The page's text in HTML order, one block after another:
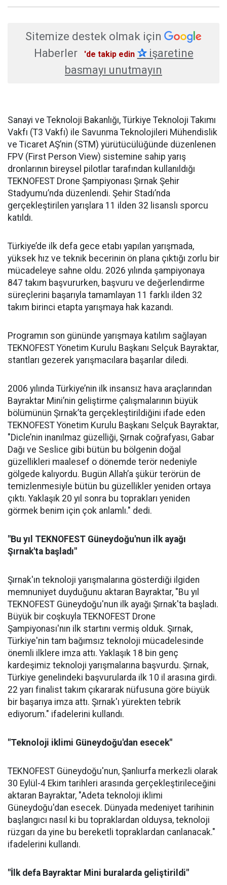
Sitemize destek olmak için
Haberler
'de takip edin ✰işaretine
basmayı unutmayın
Sanayi ve Teknoloji Bakanlığı, Türkiye Teknoloji Takımı
Vakfı (T3 Vakfı) ile Savunma Teknolojileri Mühendislik
ve Ticaret AŞ’nin (STM) yürütücülüğünde düzenlenen
FPV (First Person View) sistemine sahip yarış
dronlarının bireysel pilotlar tarafından kullanıldığı
TEKNOFEST Drone Şampiyonası Şırnak Şehir
Stadyumu’nda düzenlendi. Şehir Stadı’nda
gerçekleştirilen yarışlara 11 ilden 32 lisanslı sporcu
katıldı.
Türkiye’de ilk defa gece etabı yapılan yarışmada,
yüksek hız ve teknik becerinin ön plana çıktığı zorlu bir
mücadeleye sahne oldu. 2026 yılında şampiyonaya
847 takım başvururken, başvuru ve değerlendirme
süreçlerini başarıyla tamamlayan 11 farklı ilden 32
takım birinci etapta yarışmaya hak kazandı.
Programın son gününde yarışmaya katılım sağlayan
TEKNOFEST Yönetim Kurulu Başkanı Selçuk Bayraktar,
stantları gezerek yarışmacılara başarılar diledi.
2006 yılında Türkiye’nin ilk insansız hava araçlarından
Bayraktar Mini’nin geliştirme çalışmalarının büyük
bölümünün Şırnak’ta gerçekleştirildiğini ifade eden
TEKNOFEST Yönetim Kurulu Başkanı Selçuk Bayraktar,
"Dicle’nin inanılmaz güzelliği, Şırnak coğrafyası, Gabar
Dağı ve Seslice gibi bütün bu bölgenin doğal
güzellikleri maalesef o dönemde terör nedeniyle
gölgede kalıyordu. Bugün Allah’a şükür terörün de
temizlenmesiyle bütün bu güzellikler yeniden ortaya
çıktı. Yaklaşık 20 yıl sonra bu toprakları yeniden
görmek benim için çok anlamlı." dedi.
"Bu yıl TEKNOFEST Güneydoğu'nun ilk ayağı
Şırnak'ta başladı"
Şırnak'ın teknoloji yarışmalarına gösterdiği ilgiden
memnuniyet duyduğunu aktaran Bayraktar, "Bu yıl
TEKNOFEST Güneydoğu'nun ilk ayağı Şırnak'ta başladı.
Büyük bir coşkuyla TEKNOFEST Drone
Şampiyonası'nın ilk startını vermiş olduk. Şırnak,
Türkiye'nin tam bağımsız teknoloji mücadelesinde
önemli ilklere imza attı. Yaklaşık 18 bin genç
kardeşimiz teknoloji yarışmalarına başvurdu. Şırnak,
Türkiye genelindeki başvurularda ilk 10 il arasına girdi.
22 yarı finalist takım çıkararak nüfusuna göre büyük
bir başarıya imza attı. Şırnak'ı yürekten tebrik
ediyorum." ifadelerini kullandı.
"Teknoloji iklimi Güneydoğu'dan esecek"
TEKNOFEST Güneydoğu'nun, Şanlıurfa merkezli olarak
30 Eylül-4 Ekim tarihleri arasında gerçekleştirileceğini
aktaran Bayraktar, "Adeta teknoloji iklimi
Güneydoğu'dan esecek. Dünyada medeniyet tarihinin
başlangıcı nasıl ki bu topraklardan olduysa, teknoloji
rüzgarı da yine bu bereketli topraklardan canlanacak."
ifadelerini kullandı.
"İlk defa Bayraktar Mini buralarda geliştirildi"